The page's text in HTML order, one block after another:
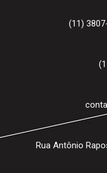
(11)
Rua Antônio